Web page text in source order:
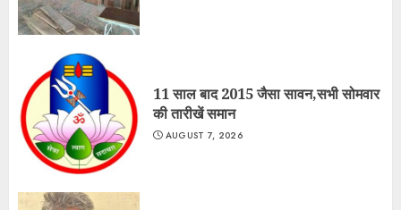
11 साल बाद 2015 जैसा सावन,सभी सोमवार
की तारीखें समान
AUGUST 7, 2026